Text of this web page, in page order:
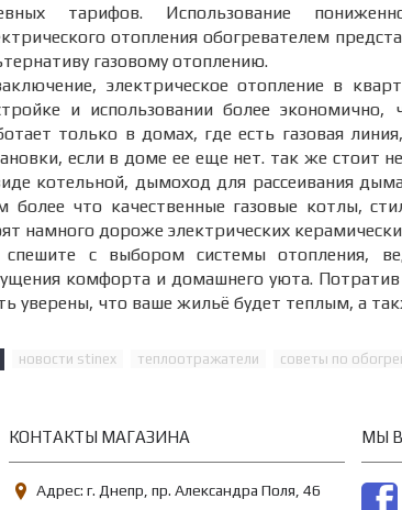
тарифов. Использование
отопления обогревателем
газовому отоплению.
электрическое отопление в
и использовании более экономично,
только в домах, где есть газовая
если в доме ее еще нет. так же стоит
котельной, дымоход для рассеивания
более что качественные газовые котлы,
намного дороже электрических
спешите с выбором системы отопления,
комфорта и домашнего уюта.
уверены, что ваше жильё будет теплым, а
новости stinex теплоотражатели советы по
КОНТАКТЫ МАГАЗИНА
Адрес: г. Днепр, пр. Александра Поля, 46
МЫ